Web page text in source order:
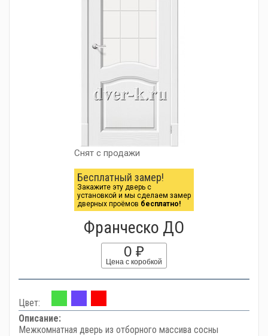
Снят с продажи
Бесплатный замер!
Закажите эту дверь с
установкой и мы сделаем замер
дверных проёмов бесплатно!
Франческо ДО
0 ₽
Цена с коробкой
Цвет:
Описание:
Межкомнатная дверь из отборного массива сосны